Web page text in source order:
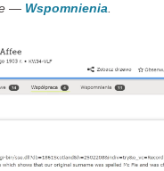
— Wspomnienia